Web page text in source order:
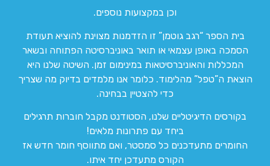
וכן במקצועות נוספים.
בית הספר “רגב גוטמן” זו הזדמנות מצוינת להוציא תעודת
הסמכה באופן עצמאי או תואר באוניברסיטה הפתוחה ובשאר
המכללות והאוניברסיטאות במינימום זמן. השיטה שלנו היא
הוצאת ה”טפל” מהלימוד. כלומר אנו מלמדים בדיוק מה שצריך
כדי להצטיין בבחינה.
בקורסים הדיגיטליים שלנו, הסטודנט מקבל חוברות תרגילים
ביחד עם פתרונות מלאים!
החומרים מתעדכנים כל סמסטר, ואם מתווסף חומר חדש אז
הקורס מתעדכן יחד איתו.